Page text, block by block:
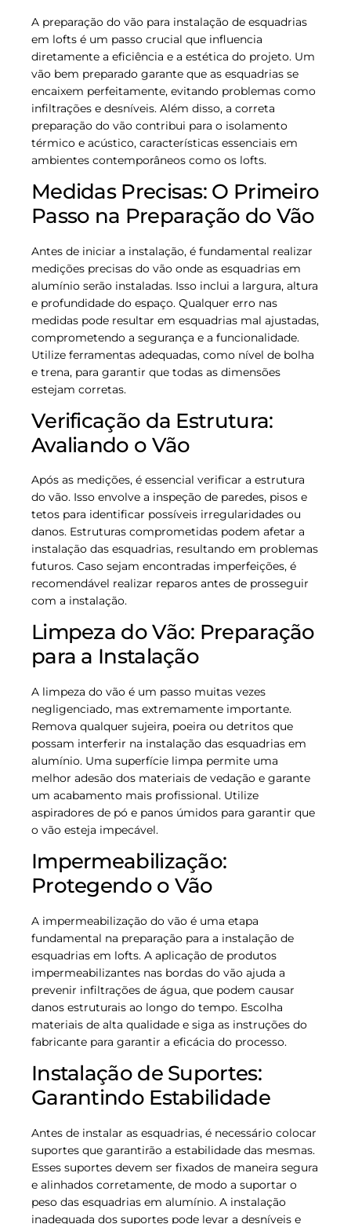
A preparação do vão para instalação de esquadrias
em lofts é um passo crucial que influencia
diretamente a eficiência e a estética do projeto. Um
vão bem preparado garante que as esquadrias se
encaixem perfeitamente, evitando problemas como
infiltrações e desníveis. Além disso, a correta
preparação do vão contribui para o isolamento
térmico e acústico, características essenciais em
ambientes contemporâneos como os lofts.
Medidas Precisas: O Primeiro
Passo na Preparação do Vão
Antes de iniciar a instalação, é fundamental realizar
medições precisas do vão onde as esquadrias em
alumínio serão instaladas. Isso inclui a largura, altura
e profundidade do espaço. Qualquer erro nas
medidas pode resultar em esquadrias mal ajustadas,
comprometendo a segurança e a funcionalidade.
Utilize ferramentas adequadas, como nível de bolha
e trena, para garantir que todas as dimensões
estejam corretas.
Verificação da Estrutura:
Avaliando o Vão
Após as medições, é essencial verificar a estrutura
do vão. Isso envolve a inspeção de paredes, pisos e
tetos para identificar possíveis irregularidades ou
danos. Estruturas comprometidas podem afetar a
instalação das esquadrias, resultando em problemas
futuros. Caso sejam encontradas imperfeições, é
recomendável realizar reparos antes de prosseguir
com a instalação.
Limpeza do Vão: Preparação
para a Instalação
A limpeza do vão é um passo muitas vezes
negligenciado, mas extremamente importante.
Remova qualquer sujeira, poeira ou detritos que
possam interferir na instalação das esquadrias em
alumínio. Uma superfície limpa permite uma
melhor adesão dos materiais de vedação e garante
um acabamento mais profissional. Utilize
aspiradores de pó e panos úmidos para garantir que
o vão esteja impecável.
Impermeabilização:
Protegendo o Vão
A impermeabilização do vão é uma etapa
fundamental na preparação para a instalação de
esquadrias em lofts. A aplicação de produtos
impermeabilizantes nas bordas do vão ajuda a
prevenir infiltrações de água, que podem causar
danos estruturais ao longo do tempo. Escolha
materiais de alta qualidade e siga as instruções do
fabricante para garantir a eficácia do processo.
Instalação de Suportes:
Garantindo Estabilidade
Antes de instalar as esquadrias, é necessário colocar
suportes que garantirão a estabilidade das mesmas.
Esses suportes devem ser fixados de maneira segura
e alinhados corretamente, de modo a suportar o
peso das esquadrias em alumínio. A instalação
inadequada dos suportes pode levar a desníveis e